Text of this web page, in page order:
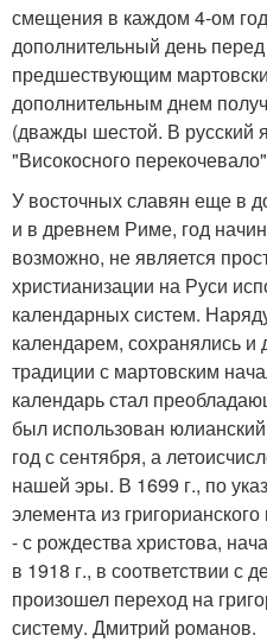
смещения в каждом 4-ом
дополнительный день
предшествующим
дополнительным днем
(дважды шестой. В русский
"Високосного
У восточных славян еще в
и в древнем Риме, год
возможно, не является
христианизации на Руси
календарных систем.
календарем, сохранялись
традиции с мартовским
календарь стал
был использован
год с сентября, а
нашей эры. В 1699 г., по
элемента из
- с рождества христова,
в 1918 г., в соответствии с
произошел переход на
систему. Дмитрий романов.